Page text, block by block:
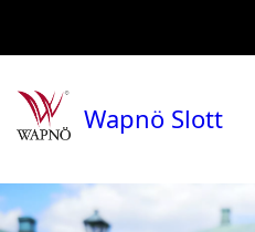
Wapnö Slott